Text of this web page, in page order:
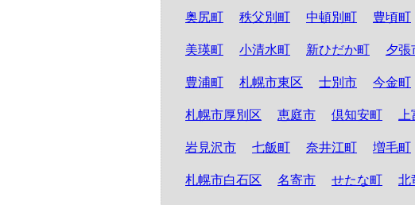
奥尻町 秩父別町 中頓別町 豊頃町
美瑛町 小清水町 新ひだか町 夕張
豊浦町 札幌市東区 士別市 今金町
札幌市厚別区 恵庭市 倶知安町
岩見沢市 七飯町 奈井江町 増毛町
札幌市白石区 名寄市 せたな町 北